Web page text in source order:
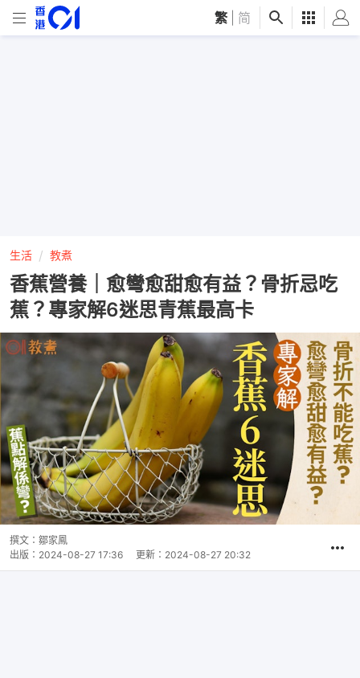
繁 简
生活 教煮
香蕉營養｜愈彎愈甜愈有益？骨折忌吃
蕉？專家解6迷思青蕉最高卡
撰文： 鄒家鳳
出版： 2024-08-27 17:36 更新： 2024-08-27 20:32